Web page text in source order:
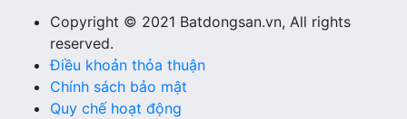
Copyright © 2021 Batdongsan.vn, All rights
reserved.
Điều khoản thỏa thuận
Chính sách bảo mật
Quy chế hoạt động